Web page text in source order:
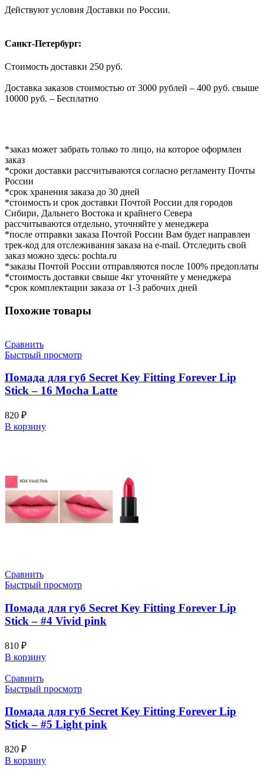
Действуют условия Доставки по России.
Санкт-Петербург:
Стоимость доставки 250 руб.
Доставка заказов стоимостью от 3000 рублей – 400 руб. свыше
10000 руб. – Бесплатно
*заказ может забрать только то лицо, на которое оформлен
заказ
*сроки доставки рассчитываются согласно регламенту Почты
России
*срок хранения заказа до 30 дней
*стоимость и срок доставки Почтой России для городов
Сибири, Дальнего Востока и крайнего Севера
рассчитываются отдельно, уточняйте у менеджера
*после отправки заказа Почтой России Вам будет направлен
трек-код для отслеживания заказа на e-mail. Отследить свой
заказ можно здесь: pochta.ru
*заказы Почтой России отправляются после 100% предоплаты
*стоимость доставки свыше 4кг уточняйте у менеджера
*срок комплектации заказа от 1-3 рабочих дней
Похожие товары
Сравнить
Быстрый просмотр
Помада для губ Secret Key Fitting Forever Lip
Stick – 16 Mocha Latte
820 ₽
В корзину
Сравнить
Быстрый просмотр
Помада для губ Secret Key Fitting Forever Lip
Stick – #4 Vivid pink
810 ₽
В корзину
Сравнить
Быстрый просмотр
Помада для губ Secret Key Fitting Forever Lip
Stick – #5 Light pink
820 ₽
В корзину